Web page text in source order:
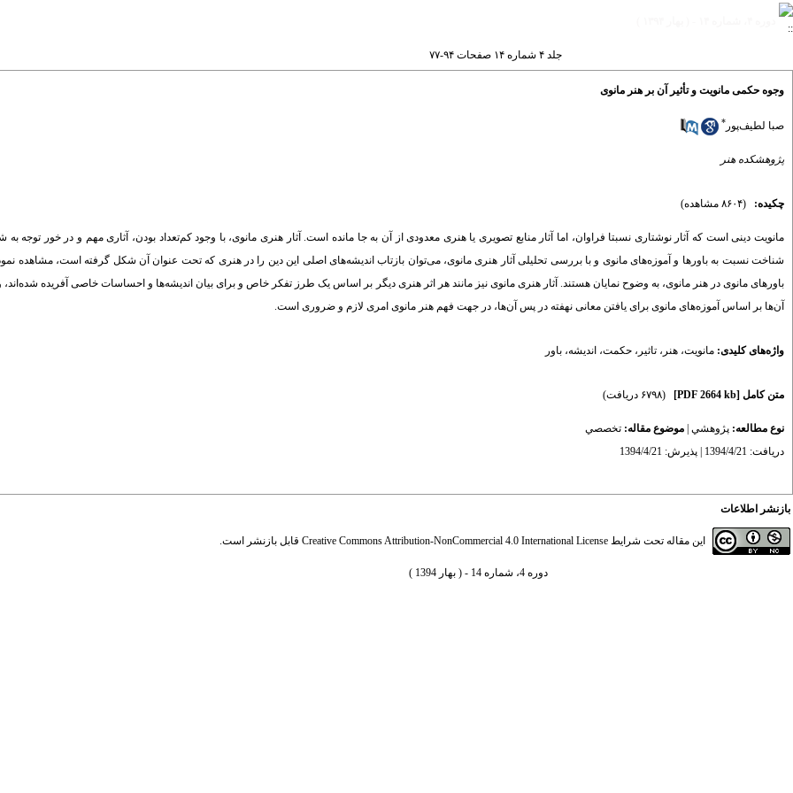
جلد ۴ شماره ۱۴ صفحات ۹۴-۷۷
وجوه حکمی مانویت و تأثیر آن بر هنر مانوی
صبا لطیف‌پور *
پژوهشکده هنر
چکیده: (۸۶۰۴ مشاهده)
مانویت دینی است که آثار نوشتاری نسبتا فراوان، اما آثار منابع تصویری یا هنری معدودی از آن به جا مانده است. آثار هنری مانوی، با وجود کم‌تعداد بودن، آثاری مهم و در خور توجه به
شناخت نسبت به باورها و آموزه‌های مانوی و با بررسی تحلیلی آثار هنری مانوی، می‌توان بازتاب اندیشه‌های اصلی این دین را در هنری که تحت عنوان آن شکل گرفته است، مشاهده
باورهای مانوی در هنر مانوی، به وضوح نمایان هستند. آثار هنری مانوی نیز مانند هر اثر هنری دیگر بر اساس یک طرز تفکر خاص و برای بیان اندیشه‌ها و احساسات خاصی آفریده
آن‌ها بر اساس آموزه‌های مانوی برای یافتن معانی نهفته در پس آن‌ها، در جهت فهم هنر مانوی امری لازم و ضروری است.
واژه‌های کلیدی: مانویت، هنر ، تاثیر ، حکمت، اندیشه، باور
متن کامل [PDF 2664 kb] (۶۷۹۸ دریافت)
نوع مطالعه: پژوهشي موضوع مقاله: تخصصي
دریافت: 1394/4/21 | پذیرش: 1394/4/21
بازنشر اطلاعات
این مقاله تحت شرایط Creative Commons Attribution-NonCommercial 4.0 International License قابل بازنشر است.
دوره 4، شماره 14 - ( بهار 1394 )